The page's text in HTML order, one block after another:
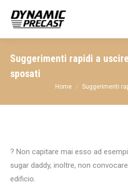
Suggerimenti rapidi a
sposati
You are here:
Home Suggerimenti
? Non capitare mai esso ad
sugar daddy, inoltre, non
edificio.